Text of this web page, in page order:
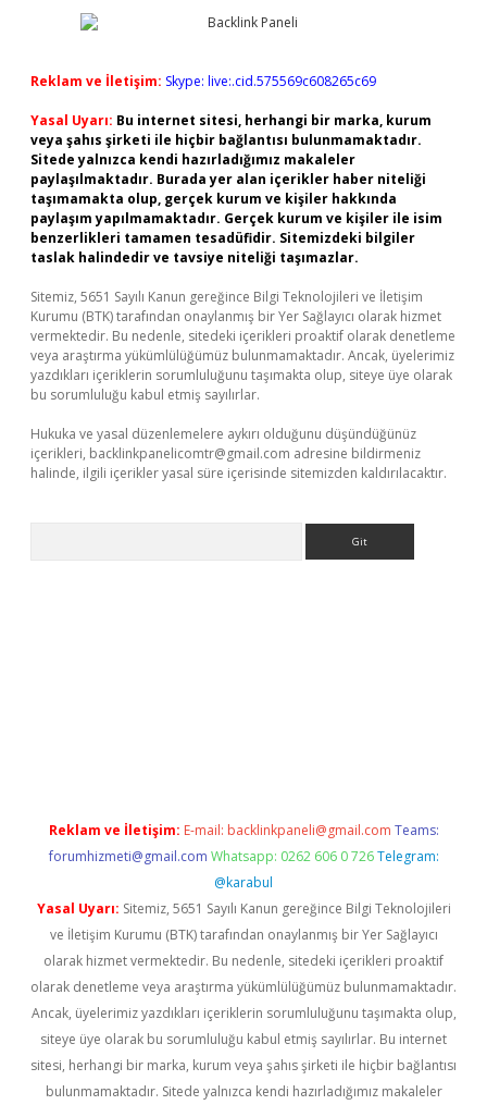
Reklam ve İletişim: Skype: live:.cid.575569c608265c69
Yasal Uyarı: Bu internet sitesi, herhangi bir marka, kurum
veya şahıs şirketi ile hiçbir bağlantısı bulunmamaktadır.
Sitede yalnızca kendi hazırladığımız makaleler
paylaşılmaktadır. Burada yer alan içerikler haber niteliği
taşımamakta olup, gerçek kurum ve kişiler hakkında
paylaşım yapılmamaktadır. Gerçek kurum ve kişiler ile isim
benzerlikleri tamamen tesadüfidir. Sitemizdeki bilgiler
taslak halindedir ve tavsiye niteliği taşımazlar.
Sitemiz, 5651 Sayılı Kanun gereğince Bilgi Teknolojileri ve İletişim
Kurumu (BTK) tarafından onaylanmış bir Yer Sağlayıcı olarak hizmet
vermektedir. Bu nedenle, sitedeki içerikleri proaktif olarak denetleme
veya araştırma yükümlülüğümüz bulunmamaktadır. Ancak, üyelerimiz
yazdıkları içeriklerin sorumluluğunu taşımakta olup, siteye üye olarak
bu sorumluluğu kabul etmiş sayılırlar.
Hukuka ve yasal düzenlemelere aykırı olduğunu düşündüğünüz
içerikleri, backlinkpanelicomtr@gmail.com adresine bildirmeniz
halinde, ilgili içerikler yasal süre içerisinde sitemizden kaldırılacaktır.
Reklam ve İletişim: E-mail: backlinkpaneli@gmail.com Teams:
forumhizmeti@gmail.com Whatsapp: 0262 606 0 726 Telegram:
@karabul
Yasal Uyarı: Sitemiz, 5651 Sayılı Kanun gereğince Bilgi Teknolojileri
ve İletişim Kurumu (BTK) tarafından onaylanmış bir Yer Sağlayıcı
olarak hizmet vermektedir. Bu nedenle, sitedeki içerikleri proaktif
olarak denetleme veya araştırma yükümlülüğümüz bulunmamaktadır.
Ancak, üyelerimiz yazdıkları içeriklerin sorumluluğunu taşımakta olup,
siteye üye olarak bu sorumluluğu kabul etmiş sayılırlar. Bu internet
sitesi, herhangi bir marka, kurum veya şahıs şirketi ile hiçbir bağlantısı
bulunmamaktadır. Sitede yalnızca kendi hazırladığımız makaleler